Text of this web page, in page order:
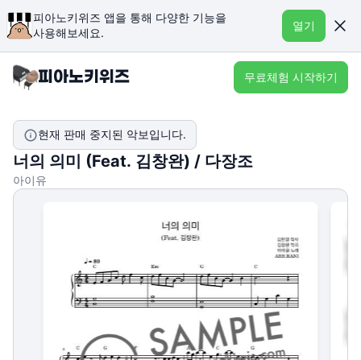
피아노키위즈 앱을 통해 다양한 기능을
사용해보세요.
열기
무료체험 시작하기
현재 판매 중지된 악보입니다.
너의 의미 (Feat. 김창완) / 다장조
아이유